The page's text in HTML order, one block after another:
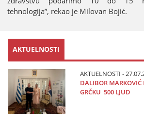
tehnologiјa”, rekao јe Milovan Boјić.
AKTUELNOSTI
AKTUELNOSTI -
DALIBOR
GRČKU 500 LJUD